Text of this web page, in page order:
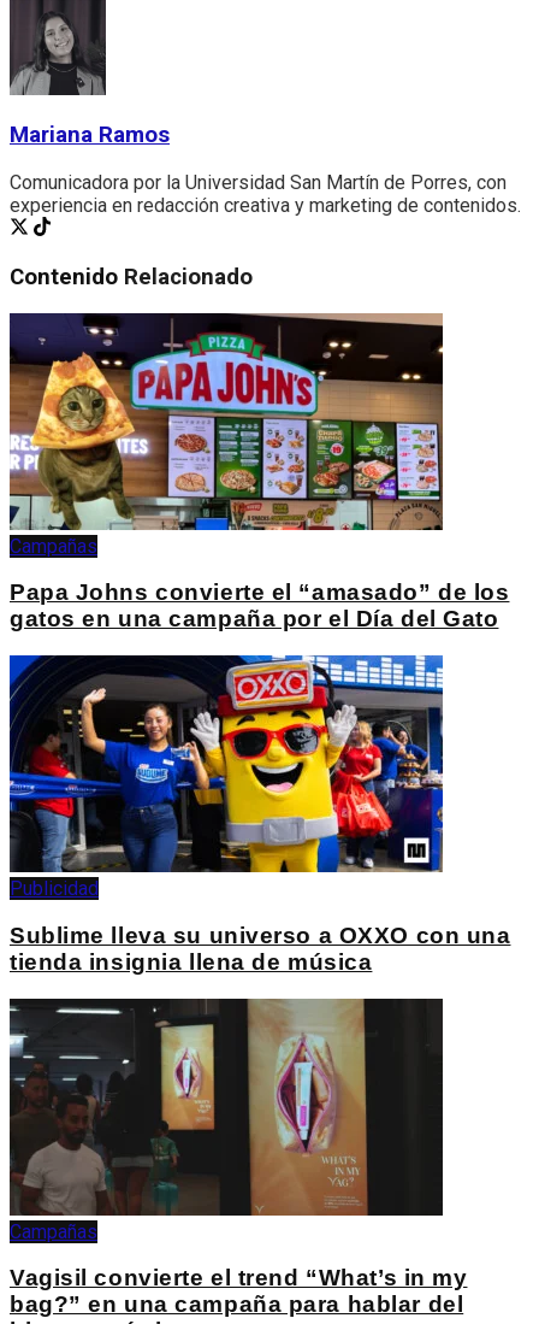
Mariana Ramos
Comunicadora por la Universidad San Martín de Porres, con
experiencia en redacción creativa y marketing de contenidos.
Contenido Relacionado
Campañas
Papa Johns convierte el “amasado” de los
gatos en una campaña por el Día del Gato
Publicidad
Sublime lleva su universo a OXXO con una
tienda insignia llena de música
Campañas
Vagisil convierte el trend “What’s in my
bag?” en una campaña para hablar del